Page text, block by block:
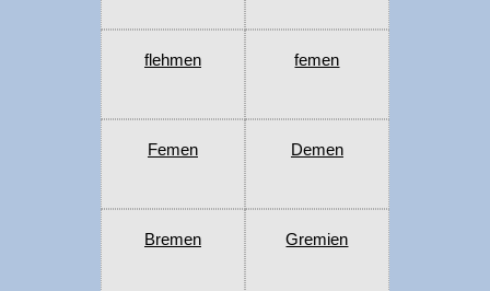
flehmen femen
Femen Demen
Bremen Gremien